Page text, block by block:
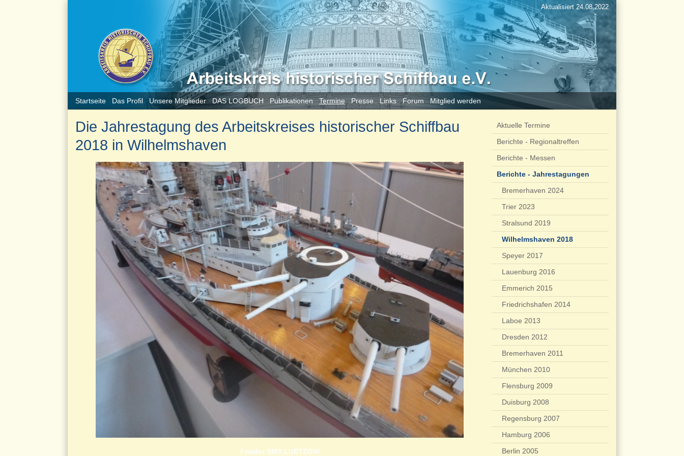
Startseite Das Profil Unsere Mitglieder DAS LOGBUCH Publikationen Termine Presse Links Forum Mitglied werden
Aktualisiert 24.08.2022
Die Jahrestagung des Arbeitskreises historischer Schiffbau
2018 in Wilhelmshaven
Fraider SMS LUETZOW
Aktuelle Termine
Berichte - Regionaltreffen
Berichte - Messen
Berichte - Jahrestagungen
Bremerhaven 2024
Trier 2023
Stralsund 2019
Wilhelmshaven 2018
Speyer 2017
Lauenburg 2016
Emmerich 2015
Friedrichshafen 2014
Laboe 2013
Dresden 2012
Bremerhaven 2011
München 2010
Flensburg 2009
Duisburg 2008
Regensburg 2007
Hamburg 2006
Berlin 2005